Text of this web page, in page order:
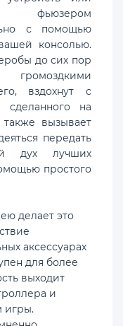
фьюзером
с помощью
консолью.
до сих пор
вздохнут с
сделанного на
вызывает
передать
дух лучших
простого
делает это
аксессуарах
для более
выходит
и
игры.